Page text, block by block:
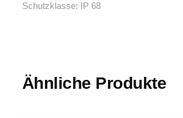
Schutzklasse: IP 68
Ähnliche Produkte